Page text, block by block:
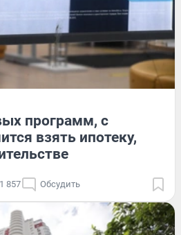
программ, с
взять ипотеку,
1 857 Обсудить